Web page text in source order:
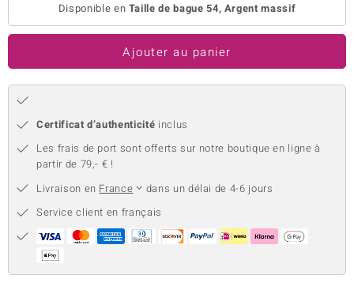
Disponible en Taille de bague 54, Argent massif
Ajouter au panier
Certificat d’authenticité inclus
Les frais de port sont offerts sur notre boutique en ligne à
partir de 79,- € !
Livraison en France
dans un délai de 4-6 jours
Service client en français